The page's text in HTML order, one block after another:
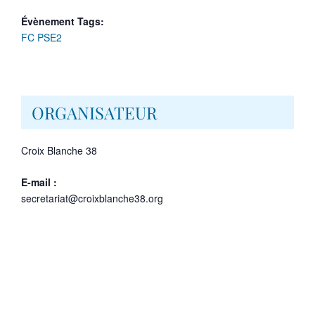
Évènement Tags:
FC PSE2
ORGANISATEUR
Croix Blanche 38
E-mail :
secretariat@croixblanche38.org